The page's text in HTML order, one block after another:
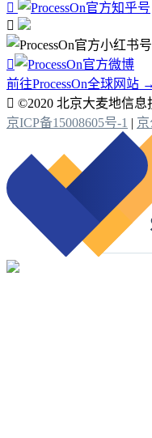



前往ProcessOn全球网站 →
 ©2020 北京大麦地信息
京ICP备15008605号-1 | 京